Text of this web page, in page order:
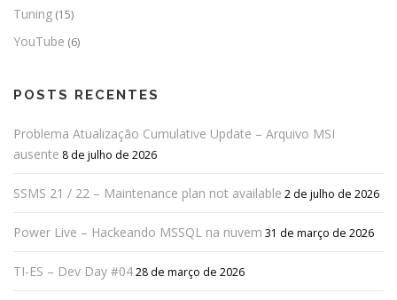
Tuning (15)
YouTube (6)
POSTS RECENTES
Problema Atualização Cumulative Update – Arquivo MSI
ausente 8 de julho de 2026
SSMS 21 / 22 – Maintenance plan not available 2 de julho de 2026
Power Live – Hackeando MSSQL na nuvem 31 de março de 2026
TI-ES – Dev Day #0428 de março de 2026